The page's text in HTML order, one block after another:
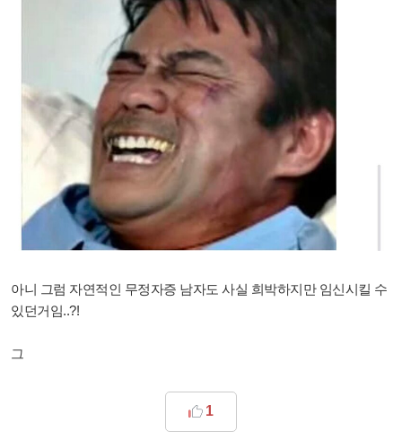
아니 그럼 자연적인 무정자증 남자도 사실 희박하지만 임신시킬 수
있던거임..?!
그
1